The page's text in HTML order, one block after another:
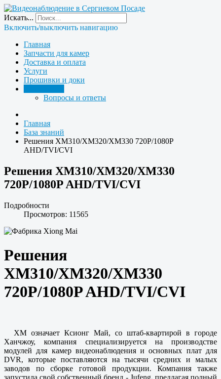
Искать...
Включить/выключить навигацию
Главная
Запчасти для камер
Доставка и оплата
Услуги
Прошивки и доки
Вопросы и ответы
Главная
База знаний
Решения XM310/XM320/XM330 720P/1080P
AHD/TVI/CVI
Решения XM310/XM320/XM330
720P/1080P AHD/TVI/CVI
Подробности
Просмотров: 11565
Решения
XM310/XM320/XM330
720P/1080P AHD/TVI/CVI
XM означает Ксионг Май, со штаб-квартирой в городе
Ханчжоу, компания специализируется на производстве
модулей для камер видеонаблюдения и основных плат для
DVR, которые поставляются на тысячи средних и малых
заводов по сборке готовой продукции. Компания также
запустила свой собственный бренд - Jufeng, предлагая полный